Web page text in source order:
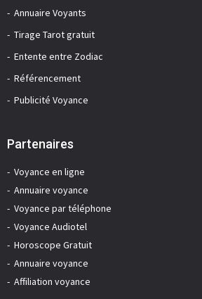
Annuaire Voyants
Tirage Tarot gratuit
Entente entre Zodiac
Référencement
Publicité Voyance
Partenaires
Voyance en ligne
Annuaire voyance
Voyance par téléphone
Voyance Audiotel
Horoscope Gratuit
Annuaire voyance
Affiliation voyance